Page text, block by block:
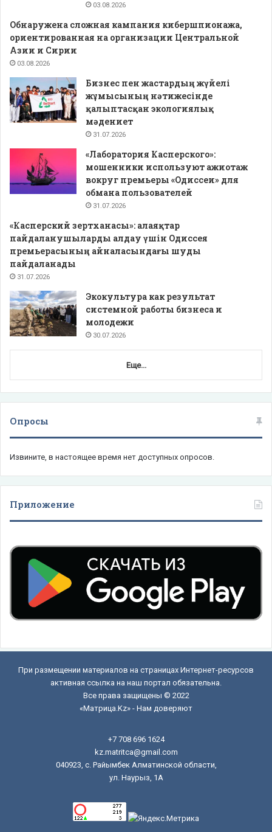
03.08.2026
Обнаружена сложная кампания кибершпионажа,
ориентированная на организации Центральной
Азии и Сирии
03.08.2026
Бизнес пен жастардың жүйелі
жұмысының нәтижесінде
қалыптасқан экологиялық
мәдениет
31.07.2026
«Лаборатория Касперского»:
мошенники используют ажиотаж
вокруг премьеры «Одиссеи» для
обмана пользователей
31.07.2026
«Касперский зертханасы»: алаяқтар
пайдаланушыларды алдау үшін Одиссея
премьерасының айналасындағы шуды
пайдаланады
31.07.2026
Экокультура как результат
системной работы бизнеса и
молодежи
30.07.2026
Еще...
Опросы
Извините, в настоящее время нет доступных опросов.
Приложение
При размещении материалов на страницах Интернет-ресурсов
активная ссылка на наш портал обязательна.
Все права защищены © 2022
«Матрица.Kz» - Нам доверяют
+7 708 696 1624
kz.matritca@gmail.com
040923, с. Райымбек Алматинской области,
ул. Наурыз, 1А